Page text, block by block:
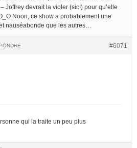
Joffrey devrait la violer (sic!) pour qu’elle
Noon, ce show a probablement une
nauséabonde que les autres…
#6071
qui la traite un peu plus